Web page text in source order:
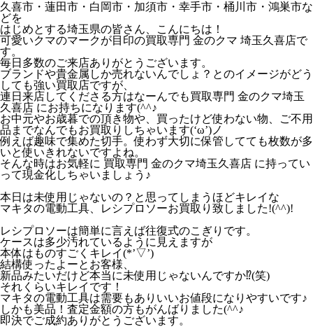
久喜市・蓮田市・白岡市・加須市・幸手市・桶川市・鴻巣市な
どを
はじめとする埼玉県の皆さん、こんにちは！
可愛いクマのマークが目印の買取専門 金のクマ 埼玉久喜店で
す。
毎日多数のご来店ありがとうございます。
ブランドや貴金属しか売れないんでしょ？とのイメージがどう
しても強い買取店ですが、
連日来店してくださる方はなーんでも買取専門 金のクマ埼玉
久喜店 にお持ちになります(^^♪
お中元やお歳暮での頂き物や、買ったけど使わない物、ご不用
品までなんでもお買取りしちゃいます(‘ω’)ノ
例えば趣味で集めた切手。使わず大切に保管してても枚数が多
いと使いきれないですよね。
そんな時はお気軽に 買取専門 金のクマ埼玉久喜店 に持ってい
って現金化しちゃいましょう♪
本日は未使用じゃないの？と思ってしまうほどキレイな
マキタの電動工具、レシプロソーお買取り致しました!(^^)!
レシプロソーは簡単に言えば往復式のこぎりです。
ケースは多少汚れているように見えますが
本体はものすごくキレイ(*’▽’)
結構使ったよーとお客様、
新品みたいだけど本当に未使用じゃないんですか⁉(笑)
それくらいキレイです！
マキタの電動工具は需要もありいいお値段になりやすいです♪
しかも美品！査定金額の方もがんばりました(^^♪
即決でご成約ありがとうございます。